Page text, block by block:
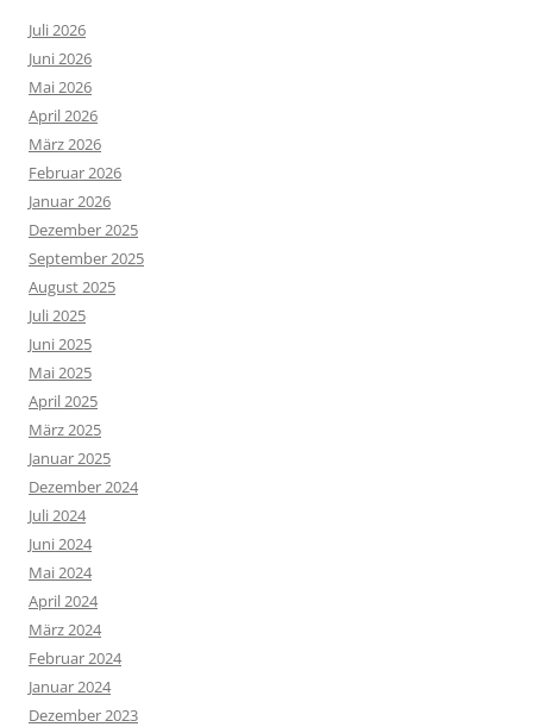
Juli 2026
Juni 2026
Mai 2026
April 2026
März 2026
Februar 2026
Januar 2026
Dezember 2025
September 2025
August 2025
Juli 2025
Juni 2025
Mai 2025
April 2025
März 2025
Januar 2025
Dezember 2024
Juli 2024
Juni 2024
Mai 2024
April 2024
März 2024
Februar 2024
Januar 2024
Dezember 2023